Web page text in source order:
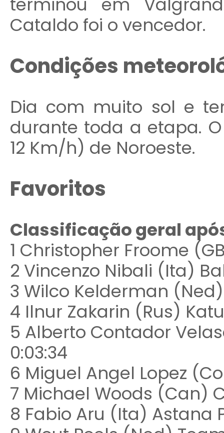
Cataldo foi o vencedor.
Condições
Dia com muito sol e
durante toda a etapa.
12 Km/h) de Noroeste.
Favoritos
Classificação geral
1 Christopher Froome
2 Vincenzo Nibali (Ita)
3 Wilco Kelderman
4 Ilnur Zakarin (Rus)
5 Alberto Contador
0:03:34
6 Miguel Angel Lopez
7 Michael Woods (Can)
8 Fabio Aru (Ita) Astana